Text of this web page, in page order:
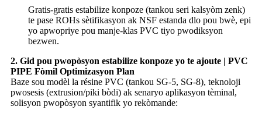
Gratis-gratis estabilize konpoze (tankou seri kalsyòm zenk)
te pase ROHs sètifikasyon ak NSF estanda dlo pou bwè, epi
yo apwopriye pou manje-klas PVC tiyo pwodiksyon
bezwen.
2. Gid pou pwopòsyon estabilize konpoze yo te ajoute | PVC
PIPE Fòmil Optimizasyon Plan
Baze sou modèl la résine PVC (tankou SG-5, SG-8), teknoloji
pwosesis (extrusion/piki bòdi) ak senaryo aplikasyon tèminal,
solisyon pwopòsyon syantifik yo rekòmande: